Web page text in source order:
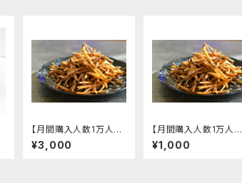
【月間購入人数1万人以
上！】芋けんぴ 800g
¥3,000
【月間購入人数1万人以
上！】芋けんぴ 200g
¥1,000